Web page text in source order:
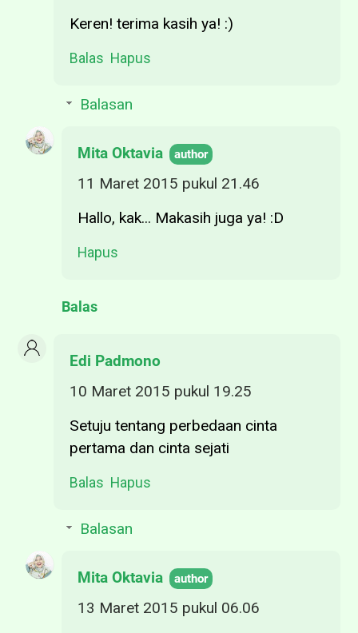
Keren! terima kasih ya! :)
Balas Hapus
Balasan
Mita Oktavia
11 Maret 2015 pukul 21.46
Hallo, kak... Makasih juga ya! :D
Hapus
Balas
Edi Padmono
10 Maret 2015 pukul 19.25
Setuju tentang perbedaan cinta
pertama dan cinta sejati
Balas Hapus
Balasan
Mita Oktavia
13 Maret 2015 pukul 06.06